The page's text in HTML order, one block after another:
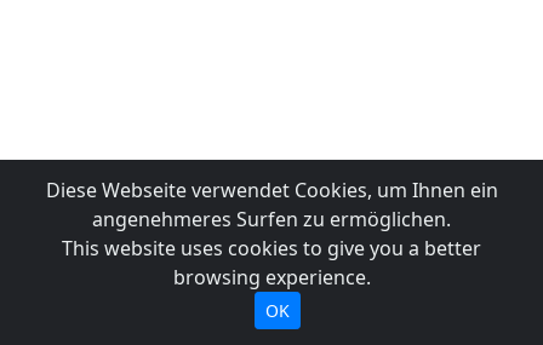
Diese Webseite verwendet Cookies, um Ihnen ein
angenehmeres Surfen zu ermöglichen.
This website uses cookies to give you a better
browsing experience.
OK